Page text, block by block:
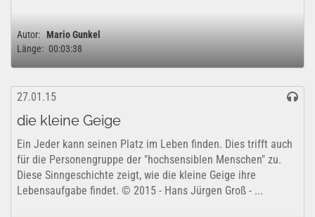
Autor: Mario Gunkel
Länge: 00:03:38
27.01.15
die kleine Geige
Ein Jeder kann seinen Platz im Leben finden. Dies trifft auch
für die Personengruppe der "hochsensiblen Menschen" zu.
Diese Sinngeschichte zeigt, wie die kleine Geige ihre
Lebensaufgabe findet. © 2015 - Hans Jürgen Groß - ...